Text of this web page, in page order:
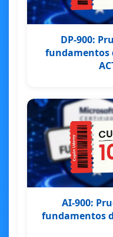
DP-900:
fundamentos
AI-900:
fundamentos